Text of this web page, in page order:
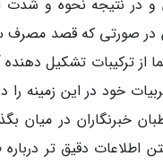
در نتیجه نحوه و شدت
در صورتی که قصد مصرف
از ترکیبات تشکیل
خود در این زمینه
خبرنگاران در میان
اطلاعات دقیق تر درباره